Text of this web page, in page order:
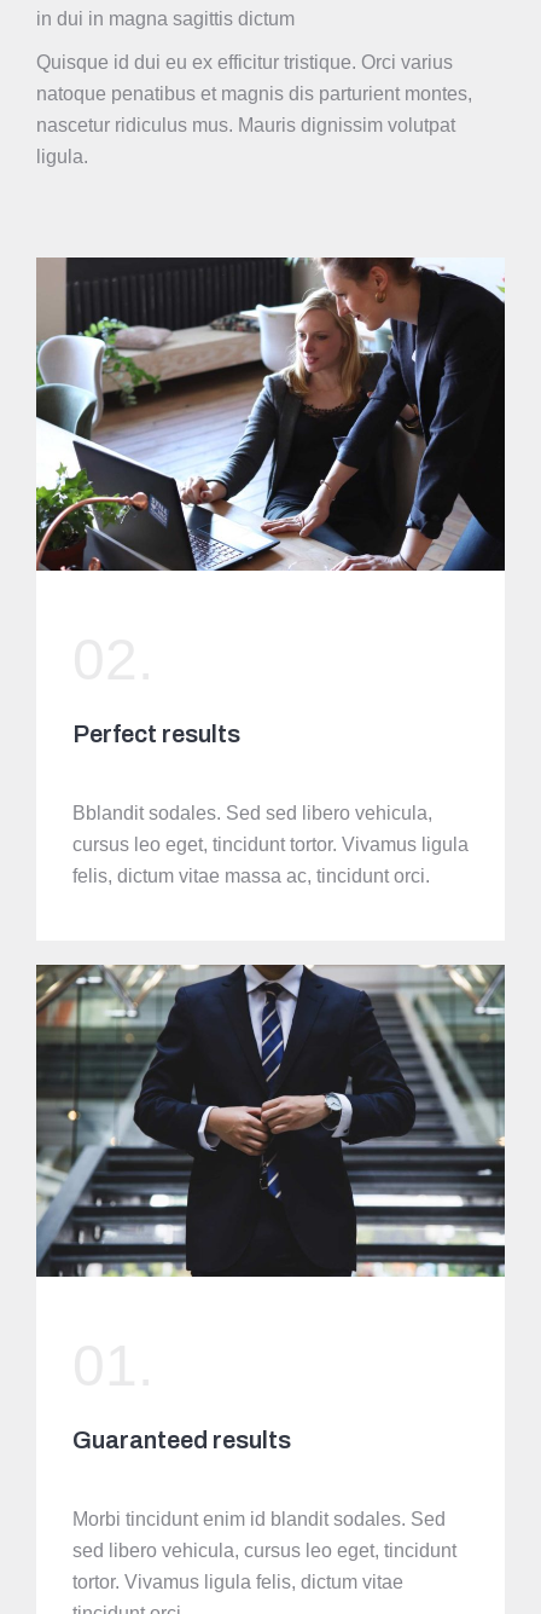
in dui in magna sagittis dictum
Quisque id dui eu ex efficitur tristique. Orci varius
natoque penatibus et magnis dis parturient montes,
nascetur ridiculus mus. Mauris dignissim volutpat
ligula.
Perfect results
Bblandit sodales. Sed sed libero vehicula,
cursus leo eget, tincidunt tortor. Vivamus ligula
felis, dictum vitae massa ac, tincidunt orci.
Guaranteed results
Morbi tincidunt enim id blandit sodales. Sed
sed libero vehicula, cursus leo eget, tincidunt
tortor. Vivamus ligula felis, dictum vitae